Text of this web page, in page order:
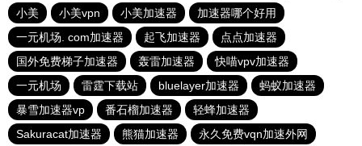
小美
小美vpn 小美加速器
加速器哪个好用
一元机场. com加速器
起飞加速器
点点加速器
国外免费梯子加速器
轰雷加速器
快喵vpv加速器
一元机场
雷霆下载站 bluelayer加速器
蚂蚁加速器
暴雪加速器vp
番石榴加速器
轻蜂加速器
Sakuracat加速器
熊猫加速器
永久免费vqn加速外网